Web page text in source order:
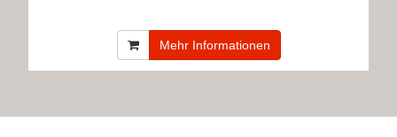
Mehr Informationen